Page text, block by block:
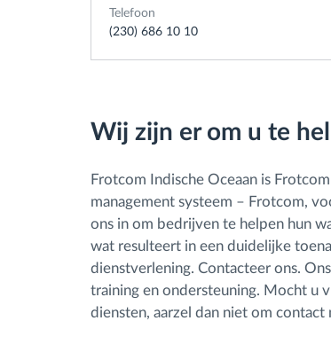
Telefoon
(230) 686 10 10
Wij zijn er om u te
Frotcom Indische Oceaan is
management systeem – Frotcom,
ons in om bedrijven te helpen hun
wat resulteert in een duidelijke
dienstverlening. Contacteer ons.
training en ondersteuning. Mocht u
diensten, aarzel dan niet om contact